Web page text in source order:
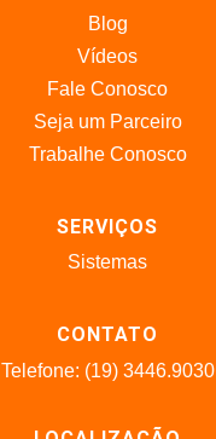
Blog
Vídeos
Fale Conosco
Seja um Parceiro
Trabalhe Conosco
SERVIÇOS
Sistemas
CONTATO
Telefone: (19) 3446.9030